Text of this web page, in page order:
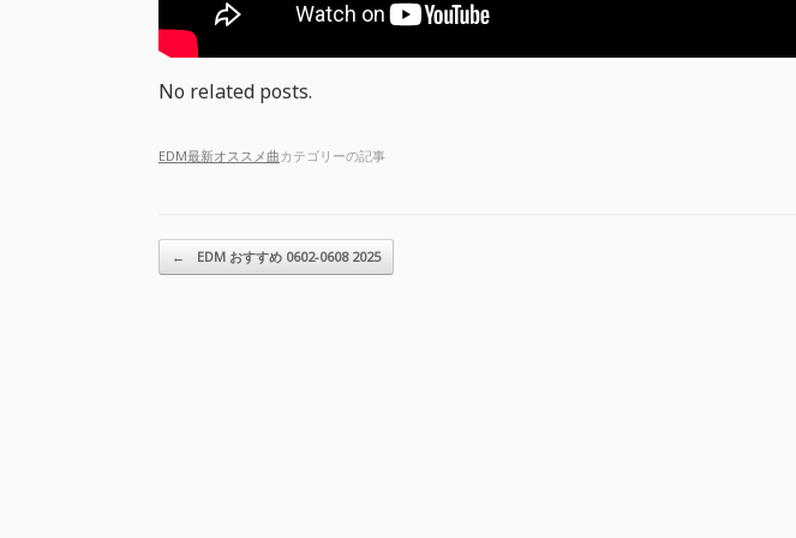
No related posts.
EDM最新オススメ曲カテゴリーの記事
投稿ナビゲーション
← EDM おすすめ 0602-0608 2025